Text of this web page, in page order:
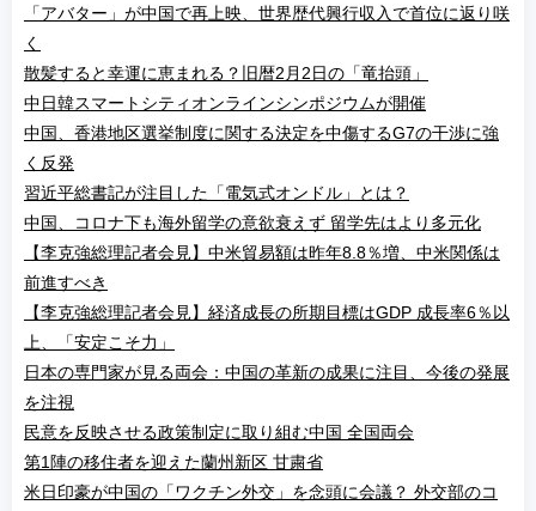
「アバター」が中国で再上映、世界歴代興行収入で首位に返り咲
く
散髪すると幸運に恵まれる？旧暦2月2日の「竜抬頭」
中日韓スマートシティオンラインシンポジウムが開催
中国、香港地区選挙制度に関する決定を中傷するG7の干渉に強
く反発
習近平総書記が注目した「電気式オンドル」とは？
中国、コロナ下も海外留学の意欲衰えず 留学先はより多元化
【李克強総理記者会見】中米貿易額は昨年8.8％増、中米関係は
前進すべき
【李克強総理記者会見】経済成長の所期目標はGDP 成長率6％以
上、「安定こそ力」
日本の専門家が見る両会：中国の革新の成果に注目、今後の発展
を注視
民意を反映させる政策制定に取り組む中国 全国両会
第1陣の移住者を迎えた蘭州新区 甘粛省
米日印豪が中国の「ワクチン外交」を念頭に会議？ 外交部のコ